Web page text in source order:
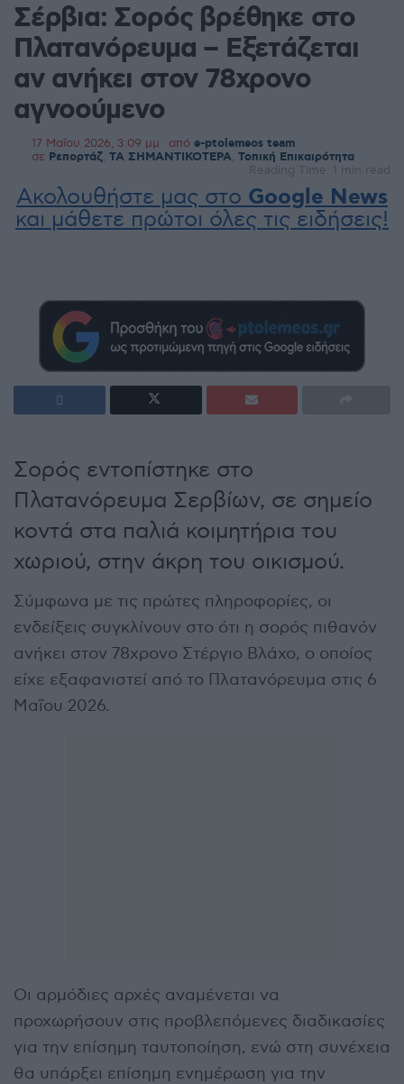
Σέρβια: Σορός βρέθηκε στο
Πλατανόρευμα – Εξετάζεται
αν ανήκει στον 78χρονο
αγνοούμενο
17 Μαΐου 2026, 3:09 μμ από e-ptolemeos team
σε Ρεπορτάζ ΤΑ ΣΗΜΑΝΤΙΚΟΤΕΡΑ Τοπική Επικαιρότητα
Reading Time: 1 min read
Ακολουθήστε μας στο Google News
και μάθετε πρώτοι όλες τις ειδήσεις!
Σορός εντοπίστηκε στο
Πλατανόρευμα Σερβίων, σε σημείο
κοντά στα παλιά κοιμητήρια του
χωριού, στην άκρη του οικισμού.
Σύμφωνα με τις πρώτες πληροφορίες, οι
ενδείξεις συγκλίνουν στο ότι η σορός πιθανόν
ανήκει στον 78χρονο Στέργιο Βλάχο, ο οποίος
είχε εξαφανιστεί από το Πλατανόρευμα στις 6
Μαΐου 2026.
Οι αρμόδιες αρχές αναμένεται να
προχωρήσουν στις προβλεπόμενες διαδικασίες
για την επίσημη ταυτοποίηση, ενώ στη συνέχεια
θα υπάρξει επίσημη ενημέρωση για την